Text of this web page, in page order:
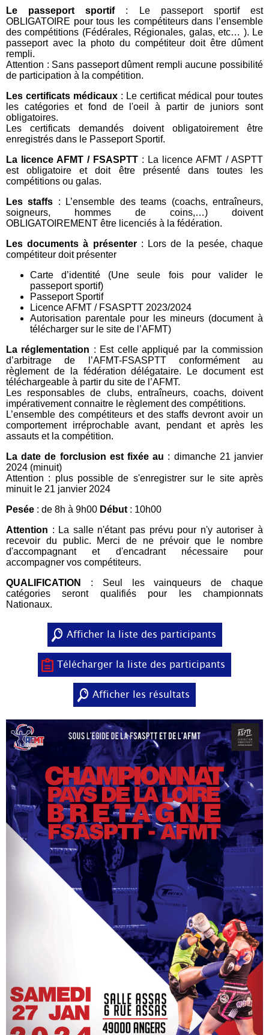
Le passeport sportif: Le passeport sportif est
OBLIGATOIRE pour tous les compétiteurs dans l’ensemble
des compétitions (Fédérales, Régionales, galas, etc… ). Le
passeport avec la photo du compétiteur doit être dûment
rempli.
Attention : Sans passeport dûment rempli aucune possibilité
de participation à la compétition.
Les certificats médicaux : Le certificat médical pour toutes
les catégories et fond de l'oeil à partir de juniors sont
obligatoires.
Les certificats demandés doivent obligatoirement être
enregistrés dans le Passeport Sportif.
La licence AFMT / FSASPTT : La licence AFMT / ASPTT
est obligatoire et doit être présenté dans toutes les
compétitions ou galas.
Les staffs : L’ensemble des teams (coachs, entraîneurs,
soigneurs, hommes de coins,…) doivent
OBLIGATOIREMENT être licenciés à la fédération.
Les documents à présenter: Lors de la pesée, chaque
compétiteur doit présenter
Carte d’identité (Une seule fois pour valider le
passeport sportif)
Passeport Sportif
Licence AFMT / FSASPTT 2023/2024
Autorisation parentale pour les mineurs (document à
télécharger sur le site de l’AFMT)
La réglementation : Est celle appliqué par la commission
d’arbitrage de l’AFMT-FSASPTT conformément au
règlement de la fédération délégataire. Le document est
téléchargeable à partir du site de l’AFMT.
Les responsables de clubs, entraîneurs, coachs, doivent
impérativement connaitre le règlement des compétitions.
L’ensemble des compétiteurs et des staffs devront avoir un
comportement irréprochable avant, pendant et après les
assauts et la compétition.
La date de forclusion est fixée au : dimanche 21 janvier
2024 (minuit)
Attention : plus possible de s'enregistrer sur le site après
minuit le 21 janvier 2024
Pesée : de 8h à 9h00 Début : 10h00
Attention : La salle n'étant pas prévu pour n'y autoriser à
recevoir du public. Merci de ne prévoir que le nombre
d'accompagnant et d'encadrant nécessaire pour
accompagner vos compétiteurs.
QUALIFICATION
: Seul les vainqueurs de chaque
catégories seront qualifiés pour les championnats
Nationaux.
Afficher la liste des participants
Télécharger la liste des participants
Afficher les résultats